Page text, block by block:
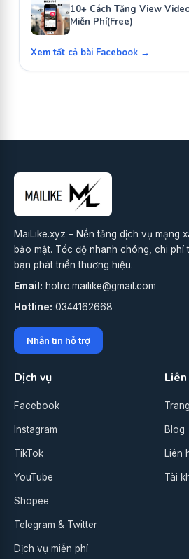
10+ Cách Tăng View
Miễn Phí(Free)
Xem tất cả bài Facebook →
MaiLike.xyz – Nền tảng dịch vụ mạng
bảo mật. Tốc độ nhanh chóng, chi phí
bạn phát triển thương hiệu.
Email: hotro.mailike@gmail.com
Hotline: 0344162668
Nhắn tin hỗ trợ
Dịch vụ
Facebook
Instagram
TikTok
YouTube
Shopee
Telegram & Twitter
Dịch vụ miễn phí
Blog
Liên
Tài